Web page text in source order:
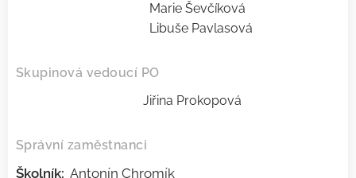
Marie Ševčíková
Libuše Pavlasová
Skupinová vedoucí PO
Jiřina Prokopová
Správní zaměstnanci
Školník: Antonín Chromík